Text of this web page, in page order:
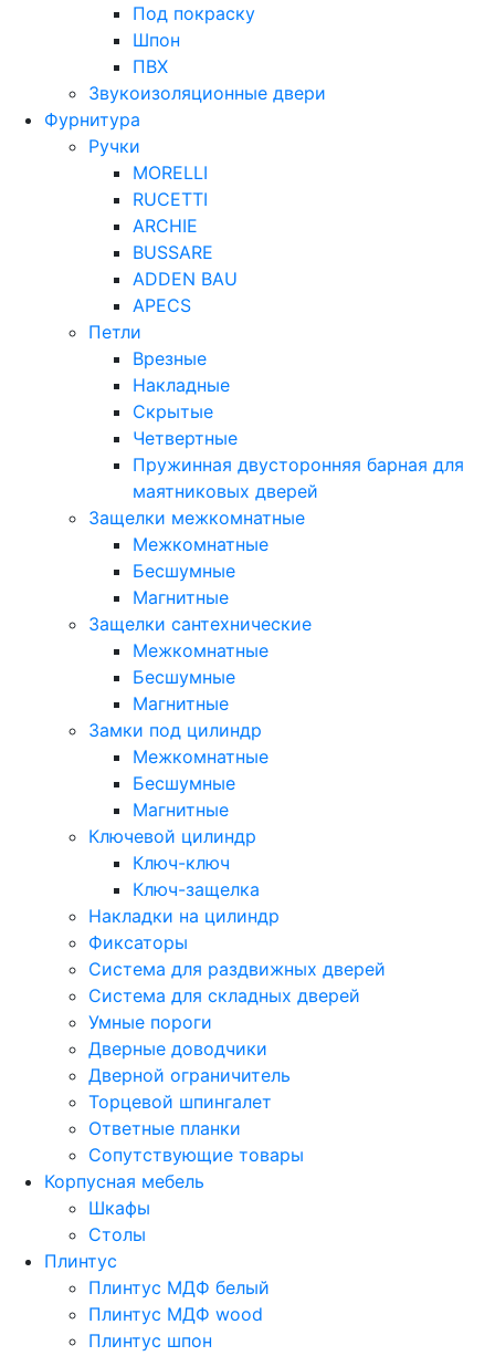
Под покраску
Шпон
ПВХ
Звукоизоляционные двери
Фурнитура
Ручки
MORELLI
RUCETTI
ARCHIE
BUSSARE
ADDEN BAU
APECS
Петли
Врезные
Накладные
Скрытые
Четвертные
Пружинная двусторонняя барная для
маятниковых дверей
Защелки межкомнатные
Межкомнатные
Бесшумные
Магнитные
Защелки сантехнические
Межкомнатные
Бесшумные
Магнитные
Замки под цилиндр
Межкомнатные
Бесшумные
Магнитные
Ключевой цилиндр
Ключ-ключ
Ключ-защелка
Накладки на цилиндр
Фиксаторы
Система для раздвижных дверей
Система для складных дверей
Умные пороги
Дверные доводчики
Дверной ограничитель
Торцевой шпингалет
Ответные планки
Сопутствующие товары
Корпусная мебель
Шкафы
Столы
Плинтус
Плинтус МДФ белый
Плинтус МДФ wood
Плинтус шпон